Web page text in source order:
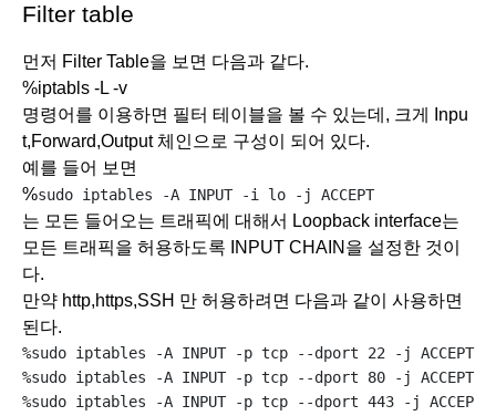
Filter table
먼저 Filter Table을 보면 다음과 같다.
%iptabls -L -v
명령어를 이용하면 필터 테이블을 볼 수 있는데, 크게 Inpu
t,Forward,Output 체인으로 구성이 되어 있다.
예를 들어 보면
%sudo iptables -A INPUT -i lo -j ACCEPT
는 모든 들어오는 트래픽에 대해서 Loopback interface는
모든 트래픽을 허용하도록 INPUT CHAIN을 설정한 것이
다.
만약 http,https,SSH 만 허용하려면 다음과 같이 사용하면
된다.
%sudo iptables -A INPUT -p tcp --dport 22 -j ACCEPT
%sudo iptables -A INPUT -p tcp --dport 80 -j ACCEPT
%sudo iptables -A INPUT -p tcp --dport 443 -j ACCEP